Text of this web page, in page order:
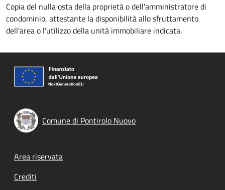
Copia del nulla osta della proprietà o dell'amministratore di
condominio, attestante la disponibilità allo sfruttamento
dell'area o l'utilizzo della unità immobiliare indicata.
Comune di Pontirolo Nuovo
Footer menu
Area riservata
Crediti